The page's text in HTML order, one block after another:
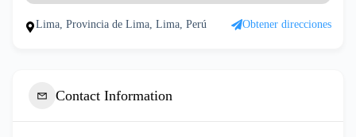
Lima, Provincia de Lima, Lima, Perú Obtener direcciones
Contact Information